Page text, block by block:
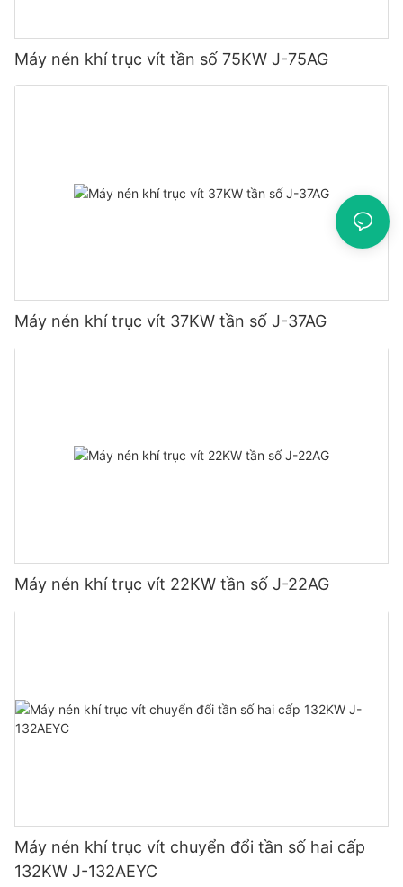
Máy nén khí trục vít tần số 75KW J-75AG
Máy nén khí trục vít 37KW tần số J-37AG
Máy nén khí trục vít 22KW tần số J-22AG
Máy nén khí trục vít chuyển đổi tần số hai cấp
132KW J-132AEYC